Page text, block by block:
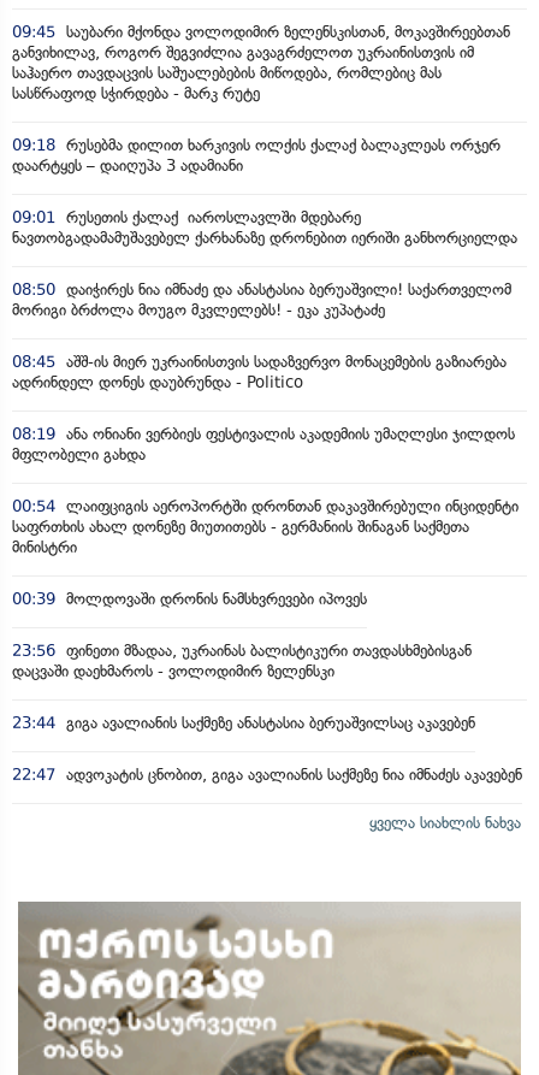
09:45 საუბარი მქონდა ვოლოდიმირ ზელენსკისთან, მოკავშირეებთან
განვიხილავ, როგორ შეგვიძლია გავაგრძელოთ უკრაინისთვის იმ
საჰაერო თავდაცვის საშუალებების მიწოდება, რომლებიც მას
სასწრაფოდ სჭირდება - მარკ რუტე
09:18 რუსებმა დილით ხარკივის ოლქის ქალაქ ბალაკლეას ორჯერ
დაარტყეს – დაიღუპა 3 ადამიანი
09:01
რუსეთის ქალაქ იაროსლავლში მდებარე
ნავთობგადამამუშავებელ ქარხანაზე დრონებით იერიში განხორციელდა
08:50 დაიჭირეს ნია იმნაძე და ანასტასია ბერუაშვილი! საქართველომ
მორიგი ბრძოლა მოუგო მკვლელებს! - ეკა კუპატაძე
08:45 აშშ-ის მიერ უკრაინისთვის სადაზვერვო მონაცემების გაზიარება
ადრინდელ დონეს დაუბრუნდა - Politico
08:19 ანა ონიანი ვერბიეს ფესტივალის აკადემიის უმაღლესი ჯილდოს
მფლობელი გახდა
00:54 ლაიფციგის აეროპორტში დრონთან დაკავშირებული ინციდენტი
საფრთხის ახალ დონეზე მიუთითებს - გერმანიის შინაგან საქმეთა
მინისტრი
00:39 მოლდოვაში დრონის ნამსხვრევები იპოვეს
23:56 ფინეთი მზადაა, უკრაინას ბალისტიკური თავდასხმებისგან
დაცვაში დაეხმაროს - ვოლოდიმირ ზელენსკი
23:44 გიგა ავალიანის საქმეზე ანასტასია ბერუაშვილსაც აკავებენ
22:47 ადვოკატის ცნობით, გიგა ავალიანის საქმეზე ნია იმნაძეს აკავებენ
ყველა სიახლის ნახვა